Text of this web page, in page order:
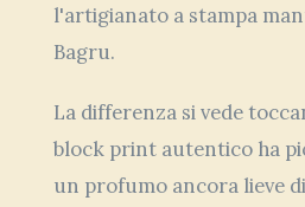
l'artigianato a stampa
Bagru.
La differenza si vede
block print autentico ha
un profumo ancora lieve